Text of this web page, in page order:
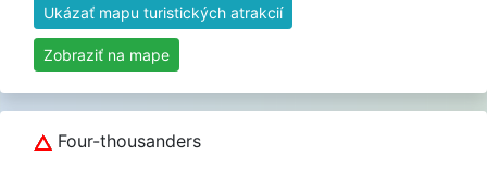
Ukázať mapu turistických atrakcií
Zobraziť na mape
Four-thousanders